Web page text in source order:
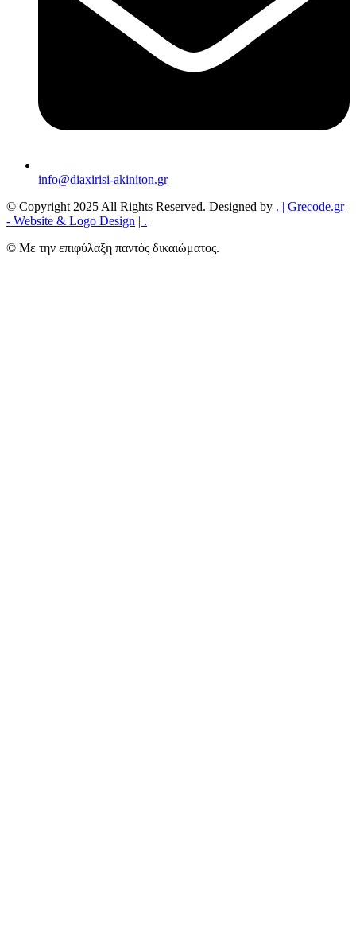
info@diaxirisi-akiniton.gr
© Copyright 2025 All Rights Reserved. Designed by . | Grecode.gr
- Website & Logo Design | .
© Με την επιφύλαξη παντός δικαιώματος.